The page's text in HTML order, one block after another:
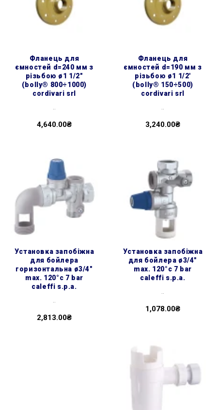
фланець для
ємностей d=240 мм з
різьбою ø1 1/2″
(bolly® 800÷1000)
cordivari srl
4,640.00₴
фланець для
ємностей d=190 мм з
різьбою ø1 1/2'
(bolly® 150÷500)
cordivari srl
3,240.00₴
установка запобіжна
для бойлера
горизонтальна ø3/4″
max. 120°c 7 bar
caleffi s.p.a.
2,813.00₴
установка запобіжна
для бойлера ø3/4″
max. 120°c 7 bar
caleffi s.p.a.
1,078.00₴